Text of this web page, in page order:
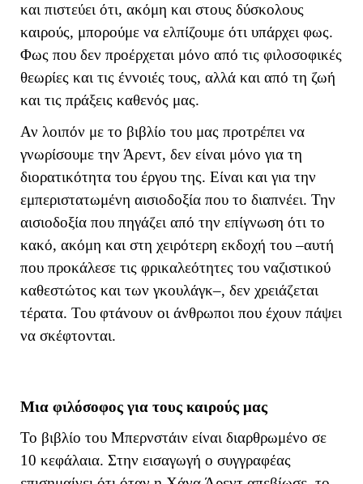
και πιστεύει ότι, ακόμη και στους δύσκολους
καιρούς, μπορούμε να ελπίζουμε ότι υπάρχει φως.
Φως που δεν προέρχεται μόνο από τις φιλοσοφικές
θεωρίες και τις έννοιές τους, αλλά και από τη ζωή
και τις πράξεις καθενός μας.
Αν λοιπόν με το βιβλίο του μας προτρέπει να
γνωρίσουμε την Άρεντ, δεν είναι μόνο για τη
διορατικότητα του έργου της. Είναι και για την
εμπεριστατωμένη αισιοδοξία που το διαπνέει. Την
αισιοδοξία που πηγάζει από την επίγνωση ότι το
κακό, ακόμη και στη χειρότερη εκδοχή του –αυτή
που προκάλεσε τις φρικαλεότητες του ναζιστικού
καθεστώτος και των γκουλάγκ–, δεν χρειάζεται
τέρατα. Του φτάνουν οι άνθρωποι που έχουν πάψει
να σκέφτονται.
Μια φιλόσοφος για τους καιρούς μας
Το βιβλίο του Μπερνστάιν είναι διαρθρωμένο σε
10 κεφάλαια. Στην εισαγωγή ο συγγραφέας